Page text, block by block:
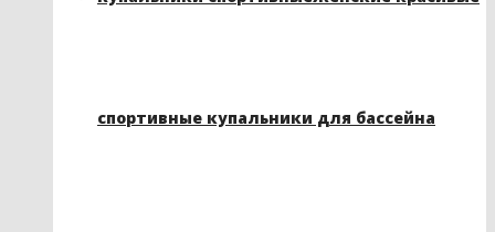
спортивные купальники для бассейна